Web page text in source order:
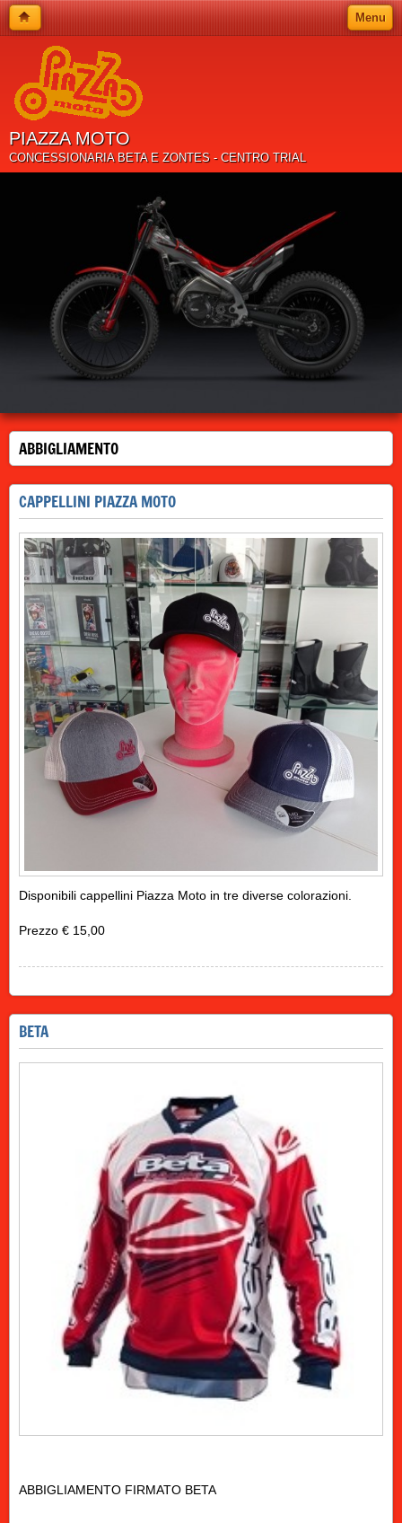
Menu
PIAZZA MOTO
CONCESSIONARIA BETA E ZONTES - CENTRO TRIAL
ABBIGLIAMENTO
CAPPELLINI PIAZZA MOTO
Disponibili cappellini Piazza Moto in tre diverse colorazioni.
Prezzo € 15,00
BETA
ABBIGLIAMENTO FIRMATO BETA